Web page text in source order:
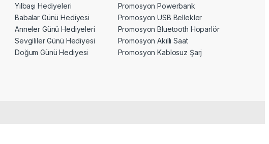
Yılbaşı Hediyeleri
Babalar Günü Hediyesi
Anneler Günü Hediyeleri
Sevgililer Günü Hediyesi
Doğum Günü Hediyesi
Promosyon Powerbank
Promosyon USB Bellekler
Promosyon Bluetooth Hoparlör
Promosyon Akıllı Saat
Promosyon Kablosuz Şarj